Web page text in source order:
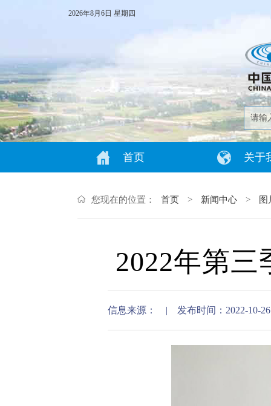
2026年8月6日 星期四
首页 关于
您现在的位置： 首页 > 新闻中心 > 图
2022年第
信息来源： | 发布时间：2022-10-26